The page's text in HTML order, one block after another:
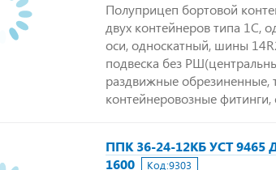
Полуприцеп бортовой
двух контейнеров типа 1С,
оси, односкатный, шины
подвеска без
раздвижные
контейнеровозные
ППК 36-24-12КБ УСТ 9465
1600
Код:9303